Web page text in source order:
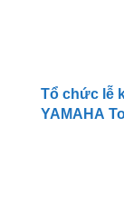
Tổ chức lễ
YAMAHA